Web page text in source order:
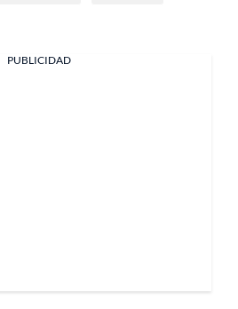
PUBLICIDAD